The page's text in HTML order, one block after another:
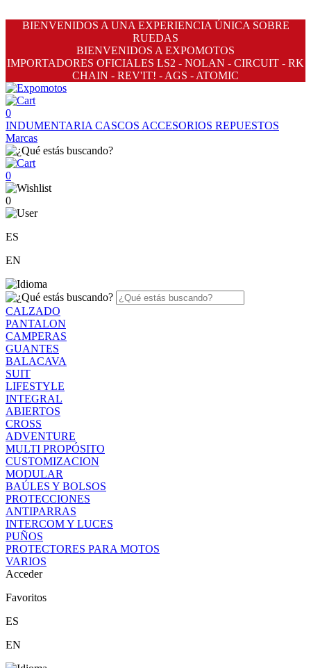
BIENVENIDOS A UNA EXPERIENCIA ÚNICA SOBRE
RUEDAS
BIENVENIDOS A EXPOMOTOS
IMPORTADORES OFICIALES LS2 - NOLAN - CIRCUIT - RK
CHAIN - REV'IT! - AGS - ATOMIC
0
INDUMENTARIA CASCOS ACCESORIOS REPUESTOS
Marcas
0
0
ES
EN
CALZADO
PANTALON
CAMPERAS
GUANTES
BALACAVA
SUIT
LIFESTYLE
INTEGRAL
ABIERTOS
CROSS
ADVENTURE
MULTI PROPÓSITO
CUSTOMIZACION
MODULAR
BAÚLES Y BOLSOS
PROTECCIONES
ANTIPARRAS
INTERCOM Y LUCES
PUÑOS
PROTECTORES PARA MOTOS
VARIOS
Acceder
Favoritos
ES
EN